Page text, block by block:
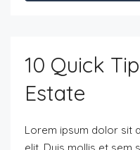
10 Quick
Estate
Lorem ipsum dolor sit